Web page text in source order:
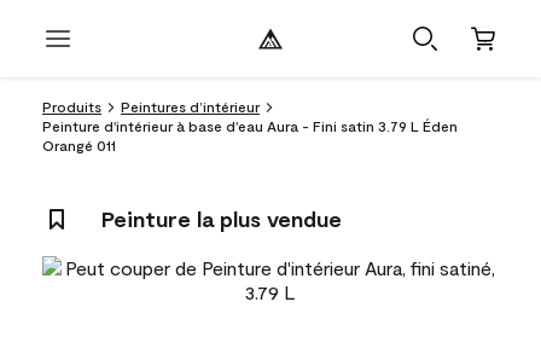
Produits
Peintures d’intérieur
Peinture d'intérieur à base d'eau Aura - Fini satin 3.79 L Éden
Orangé 011
Peinture la plus vendue